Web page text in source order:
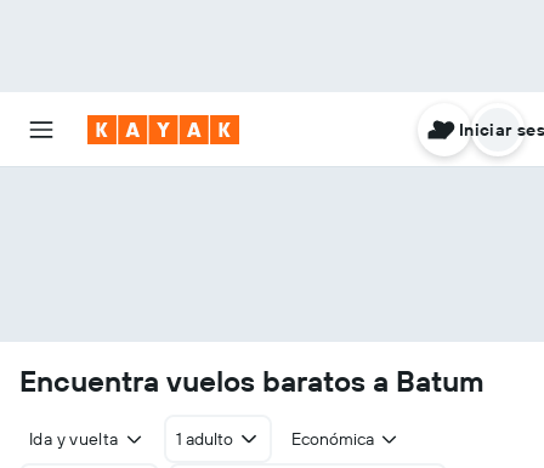
Iniciar
Encuentra vuelos baratos a Batum
Ida y vuelta 1 adulto Económica